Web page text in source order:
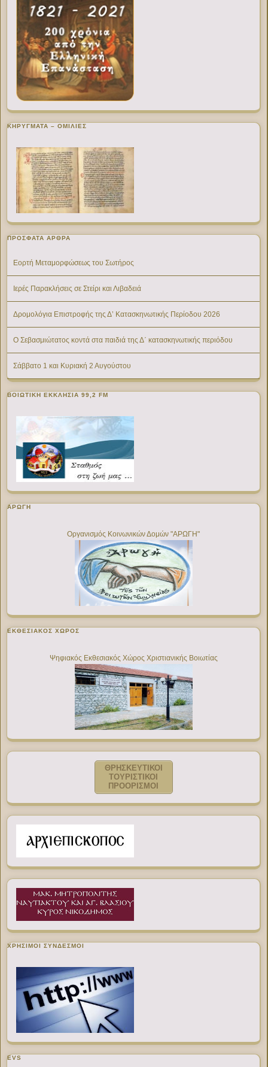
ΚΗΡΥΓΜΑΤΑ – ΟΜΙΛΙΕΣ
ΠΡΌΣΦΑΤΑ ΆΡΘΡΑ
Εορτή Μεταμορφώσεως του Σωτήρος
Ιερές Παρακλήσεις σε Στείρι και Λιβαδειά
Δρομολόγια Επιστροφής της Δ’ Κατασκηνωτικής Περίοδου 2026
Ο Σεβασμιώτατος κοντά στα παιδιά της Δ΄ κατασκηνωτικής περιόδου
Σάββατο 1 και Κυριακή 2 Αυγούστου
ΒΟΙΩΤΙΚΉ ΕΚΚΛΗΣΊΑ 99,2 FM
ΑΡΩΓΗ
Οργανισμός Κοινωνικών Δομών "ΑΡΩΓΗ"
ΕΚΘΕΣΙΑΚΌΣ ΧΏΡΟΣ
Ψηφιακός Εκθεσιακός Χώρος Χριστιανικής Βοιωτίας
ΘΡΗΣΚΕΥΤΙΚΟΙ
ΤΟΥΡΙΣΤΙΚΟΙ
ΠΡΟΟΡΙΣΜΟΙ
ΧΡΉΣΙΜΟΙ ΣΎΝΔΕΣΜΟΙ
EVS